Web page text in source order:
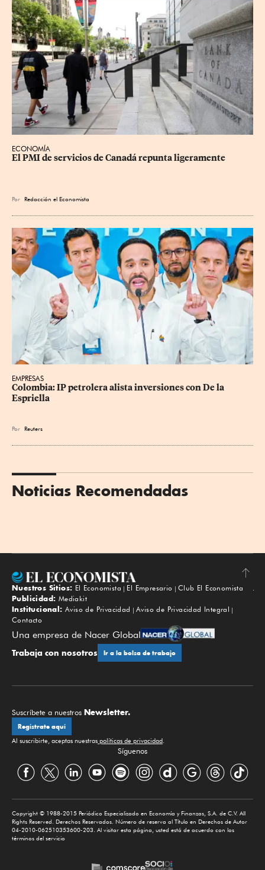
ECONOMÍA
El PMI de servicios de Canadá repunta ligeramente
Por Redacción el Economista
EMPRESAS
Colombia: IP petrolera alista inversiones con De la
Espriella
Por Reuters
Noticias Recomendadas
Subir
Nuestros Sitios: El Economista El Empresario
Club El Economista
Publicidad: Mediakit
Institucional: Aviso de Privacidad
Aviso de Privacidad Integral
Contacto
Una empresa de Nacer Global
Trabaja con nosotros Ir a la bolsa de trabajo
Suscríbete a nuestros Newsletter.
Regístrate aquí
Al suscribirte, aceptas nuestras políticas de privacidad.
Síguenos
Copyright © 1988-2015 Periódico Especializado en Economía y Finanzas, S.A. de C.V. All
Rights Reserved. Derechos Reservados. Número de reserva al Título en Derechos de Autor
04-2010-062510353600-203. Al visitar esta página, usted está de acuerdo con los
términos del servicio